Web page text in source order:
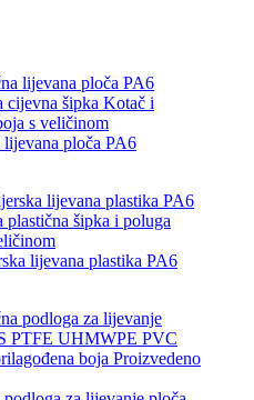
lijevana ploča PA6
lijevana plastika PA6